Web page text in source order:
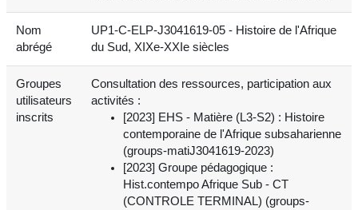
Nom
abrégé
UP1-C-ELP-J3041619-05 - Histoire de l'Afrique
du Sud, XIXe-XXIe siècles
Groupes
utilisateurs
inscrits
Consultation des ressources, participation aux
activités :
[2023] EHS - Matière (L3-S2) : Histoire
contemporaine de l'Afrique subsaharienne
(groups-matiJ3041619-2023)
[2023] Groupe pédagogique :
Hist.contempo Afrique Sub - CT
(CONTROLE TERMINAL) (groups-